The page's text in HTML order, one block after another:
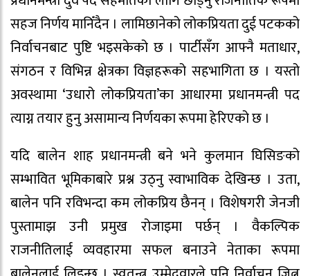
सहज निर्णय मानिँदैन । लामिछानेको लोकप्रियता दुई पटकको
निर्वाचनबाट पुष्टि भइसकेको छ । पार्टीसँग आफ्नै मताधार,
संगठन र विभिन्न क्षेत्रका विज्ञहरूको सहभागिता छ । यस्तो
अवस्थामा ‘उधारो लोकप्रियता’का आधारमा प्रधानमन्त्री पद
त्याग्न तयार हुनु असामान्य निर्णयका रूपमा हेरिएको छ ।
यदि बालेन शाह प्रधानमन्त्री बने भने कुलमान घिसिङको
सम्भावित भूमिकाबारे प्रश्न उठ्नु स्वाभाविक देखिन्छ । उता,
बालेन पनि रविभन्दा कम लोकप्रिय छैनन् । विशेषगरी जेनजी
पुस्तामाझ उनी प्रमुख रोजाइमा पर्छन् । वैकल्पिक
राजनीतिलाई व्यवहारमा सफल बनाउने नेताका रूपमा